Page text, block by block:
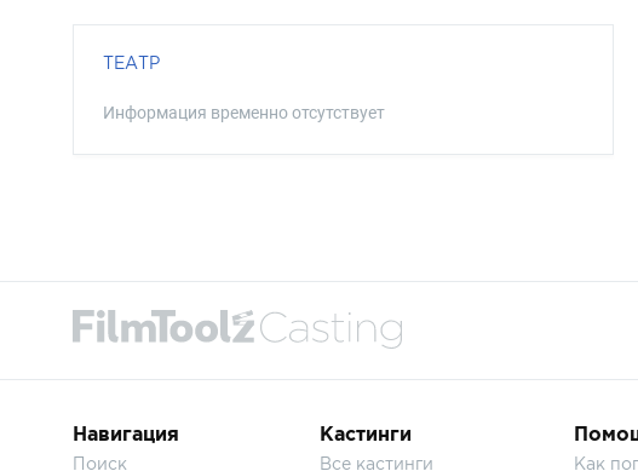
ТЕАТР
Информация временно отсутствует
Навигация
Поиск
Кастинги
Все кастинги Как